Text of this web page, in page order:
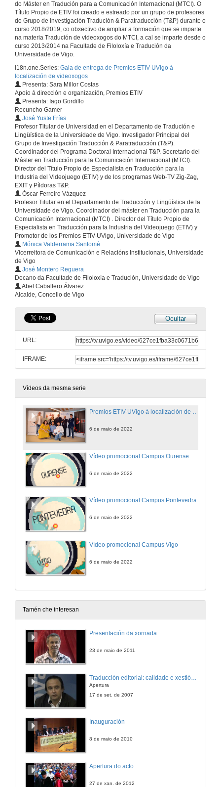
do Máster en Tradución para a Comunicación Internacional (MTCI). O
Título Propio de ETIV foi creado e estreado por un grupo de profesores
do Grupo de investigación Tradución & Paratraducción (T&P) durante o
curso 2018/2019, co obxectivo de ampliar a formación que se imparte
na materia Tradución de videoxogos do MTCI, a cal se imparte desde o
curso 2013/2014 na Facultade de Filoloxía e Tradución da
Universidade de Vigo.
i18n.one.Series: Gala de entrega de Premios ETIV-UVigo á
localización de videoxogos
Presenta: Sara Millor Costas
Apoio á dirección e organización, Premios ETIV
Presenta: Iago Gordillo
Recuncho Gamer
José Yuste Frías
Profesor Titular de Universidad en el Departamento de Tradución e
Lingüística de la Universidade de Vigo. Investigador Principal del
Grupo de Investigación Traducción & Paratraducción (T&P).
Coordinador del Programa Doctoral Internacional T&P. Secretario del
Máster en Traducción para la Comunicación Internacional (MTCI).
Director del Título Propio de Especialista en Traducción para la
Industria del Videojuego (ETIV) y de los programas Web-TV Zig-Zag,
EXIT y Píldoras T&P.
Óscar Ferreiro Vázquez
Profesor Titular en el Departamento de Traducción y Lingüística de la
Universidade de Vigo. Coordinador del máster en Traducción para la
Comunicación Internacional (MTCI) . Director del Título Propio de
Especialista en Traducción para la Industria del Videojuego (ETIV) y
Promotor de los Premios ETIV-UVigo, Universidade de Vigo
Mónica Valderrama Santomé
Vicerreitora de Comunicación e Relacións Institucionais, Universidade
de Vigo
José Montero Reguera
Decano da Facultade de Filoloxía e Tradución, Universidade de Vigo
Abel Caballero Álvarez
Alcalde, Concello de Vigo
Ocultar
URL:
IFRAME:
Vídeos da mesma serie
Premios ETIV-UVigo á localización de videoxogos
6 de maio de 2022
Vídeo promocional Campus Ourense
6 de maio de 2022
Vídeo promocional Campus Pontevedra
6 de maio de 2022
Vídeo promocional Campus Vigo
6 de maio de 2022
Tamén che interesan
Presentación da xornada
23 de maio de 2011
Apertura
17 de set. de 2007
Inauguración
8 de maio de 2010
Apertura do acto
27 de xan. de 2012